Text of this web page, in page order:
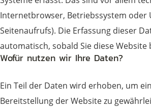
Internetbrowser, Betriebssystem oder
Seitenaufrufs). Die Erfassung dieser
automatisch, sobald Sie diese Website
Wofür nutzen wir Ihre Daten?
Ein Teil der Daten wird erhoben, um
Bereitstellung der Website zu